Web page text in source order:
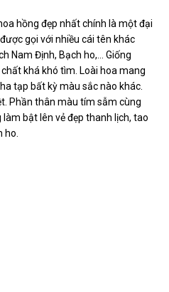
hồng đẹp nhất chính là một đại
gọi với nhiều cái tên khác
Nam Định, Bạch ho,… Giống
khá khó tìm. Loài hoa mang
tạp bất kỳ màu sắc nào khác.
Phần thân màu tím sẫm cùng
bật lên vẻ đẹp thanh lịch, tao
ho.